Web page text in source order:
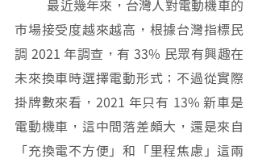
市場接受度越來越高，根據台灣指標民
調 2021 年調查，有 33% 民眾有興趣在
未來換車時選擇電動形式；不過從實際
掛牌數來看，2021 年只有 13% 新車是
電動機車，這中間落差頗大，還是來自
「充換電不方便」和「里程焦慮」這兩